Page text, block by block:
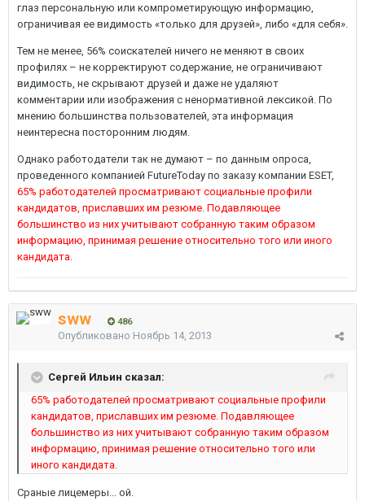
глаз персональную или компрометирующую информацию,
ограничивая ее видимость «только для друзей», либо «для себя».
Тем не менее, 56% соискателей ничего не меняют в своих
профилях – не корректируют содержание, не ограничивают
видимость, не скрывают друзей и даже не удаляют
комментарии или изображения с ненормативной лексикой. По
мнению большинства пользователей, эта информация
неинтересна посторонним людям.
Однако работодатели так не думают – по данным опроса,
проведенного компанией FutureToday по заказу компании ESET,
65% работодателей просматривают социальные профили
кандидатов, приславших им резюме. Подавляющее
большинство из них учитывают собранную таким образом
информацию, принимая решение относительно того или иного
кандидата.
sww 486
Опубликовано Ноябрь 14, 2013
Сергей Ильин сказал:
65% работодателей просматривают социальные профили
кандидатов, приславших им резюме. Подавляющее
большинство из них учитывают собранную таким образом
информацию, принимая решение относительно того или
иного кандидата.
Сраные лицемеры... ой.